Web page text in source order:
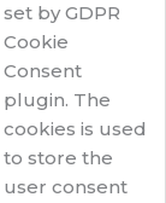
set by GDPR
Cookie
Consent
plugin. The
cookies is used
to store the
user consent